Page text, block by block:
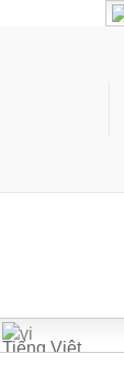
Tiếng Việt